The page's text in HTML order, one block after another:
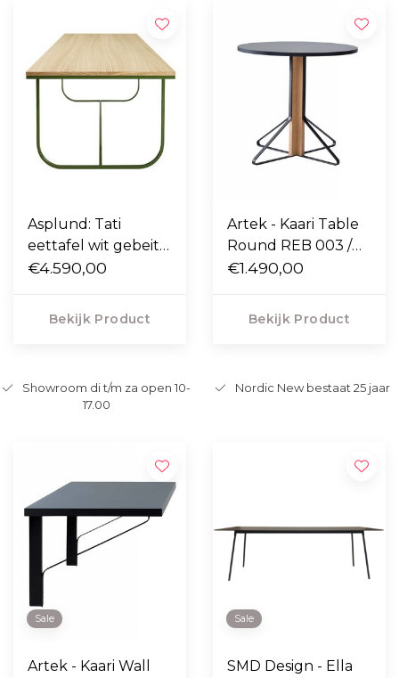
Asplund: Tati
eettafel wit gebeitst
eiken 200 x 85
€4.590,00
Bekijk Product
Artek - Kaari Table
Round REB 003 /
004
€1.490,00
Bekijk Product
Showroom di t/m za open 10-
17.00
Nordic New bestaat 25 jaar
Sale
Artek - Kaari Wall
Sale
SMD Design - Ella